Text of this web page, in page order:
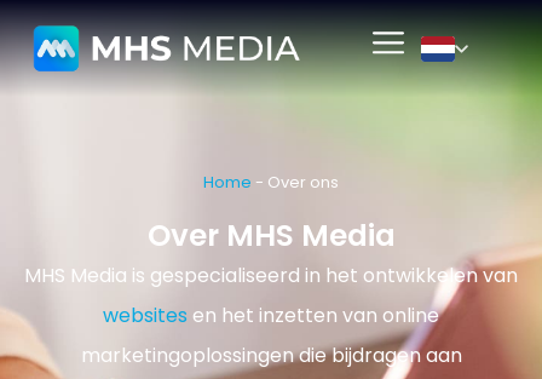
Home - Over ons
Over MHS Media
MHS Media is gespecialiseerd in het ontwikkelen van
websites en het inzetten van online
marketingoplossingen die bijdragen aan